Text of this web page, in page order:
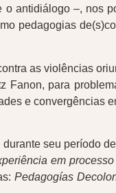
antidiálogo –, nos
pedagogias
as violências
para
e convergências
seu período
em processo
Pedagogías